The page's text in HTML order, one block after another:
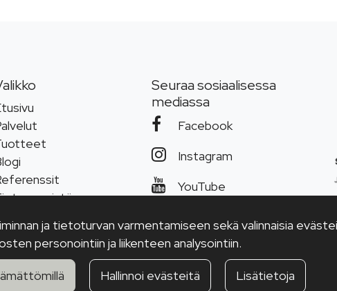
ja tietoturvan varmentamiseen sekä valinnaisia
personointiin ja liikenteen analysointiin.
Hallinnoi evästeitä Lisätietoja
meistä
Seuraa sosiaalisessa
mediassa
Facebook
Instagram
YouTube